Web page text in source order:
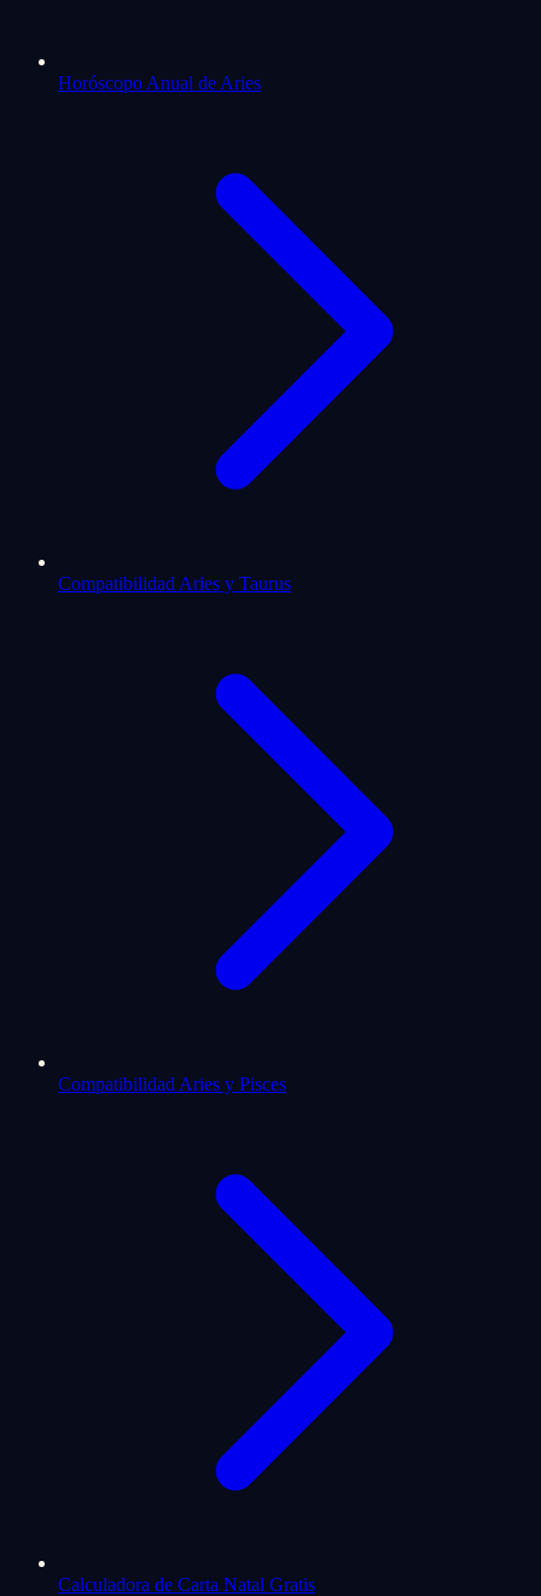
Horóscopo Anual de Aries
Compatibilidad Aries y Taurus
Compatibilidad Aries y Pisces
Calculadora de Carta Natal Gratis